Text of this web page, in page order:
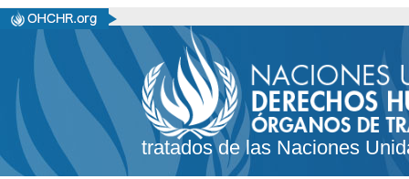
tratados de las Naciones